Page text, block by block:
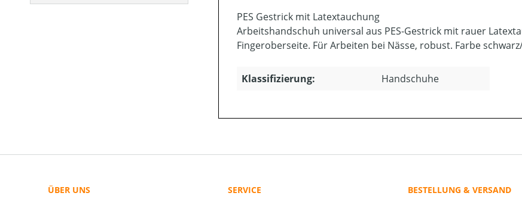
PES Gestrick mit Latextauchung
Arbeitshandschuh universal aus PES-Gestrick mit rauer
Fingeroberseite. Für Arbeiten bei Nässe, robust. Farbe
Klassifizierung: Handschuhe
ÜBER UNS
SERVICE
BESTELLUNG & VERSAND